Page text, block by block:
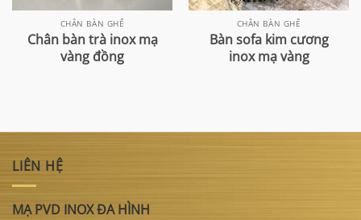
CHÂN BÀN GHẾ
Chân bàn trà inox mạ
vàng đồng
CHÂN BÀN GHẾ
Bàn sofa kim cương
inox mạ vàng
LIÊN HỆ
MẠ PVD INOX ĐA HÌNH